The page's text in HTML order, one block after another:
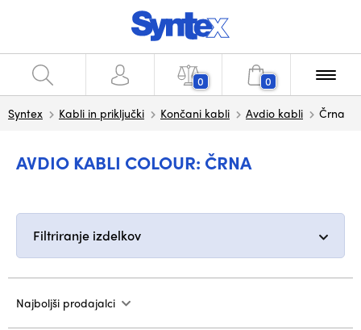
0 0
Syntex Kabli in priključki Končani kabli Avdio kabli Črna
AVDIO KABLI COLOUR: ČRNA
Filtriranje izdelkov
Najboljši prodajalci